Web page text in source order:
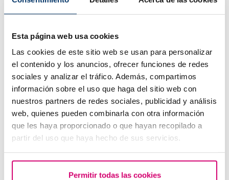
Esta página web usa cookies
Las cookies de este sitio web se usan para personalizar
el contenido y los anuncios, ofrecer funciones de redes
sociales y analizar el tráfico. Además, compartimos
información sobre el uso que haga del sitio web con
nuestros partners de redes sociales, publicidad y análisis
web, quienes pueden combinarla con otra información
que les haya proporcionado o que hayan recopilado a
partir del uso que haya hecho de sus servicios.
Permitir todas las cookies
Funcions de les trompes de Fal·lopi
Sabies per què ha augmentat el nombre de pacients
que consulten l’especialista en reproducció assistida?